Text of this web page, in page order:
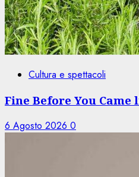
Cultura e spettacoli
Fine Before You Came
6 Agosto 2026 0